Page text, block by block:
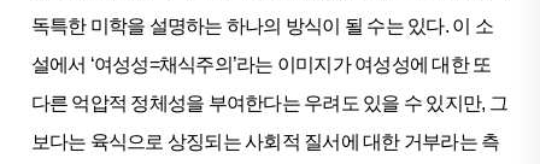
독특한 미학을 설명하는 하나의 방식이 될 수는 있다. 이 소
설에서 ‘여성성=채식주의’라는 이미지가 여성성에 대한 또
다른 억압적 정체성을 부여한다는 우려도 있을 수 있지만, 그
보다는 육식으로 상징되는 사회적 질서에 대한 거부라는 측